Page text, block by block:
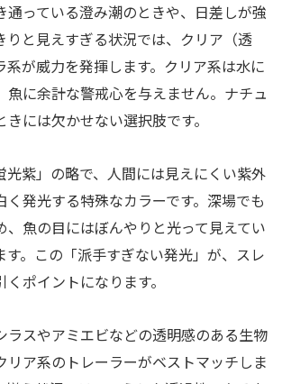
通っている澄み潮のときや、日差しが強
りと見えすぎる状況では、クリア（透
系が威力を発揮します。クリア系は水に
魚に余計な警戒心を与えません。ナチュ
には欠かせない選択肢です。
光紫」の略で、人間には見えにくい紫外
く発光する特殊なカラーです。深場でも
、魚の目にはぼんやりと光って見えてい
す。この「派手すぎない発光」が、スレ
ポイントになります。
ラスやアミエビなどの透明感のある生物
リア系のトレーラーがベストマッチしま